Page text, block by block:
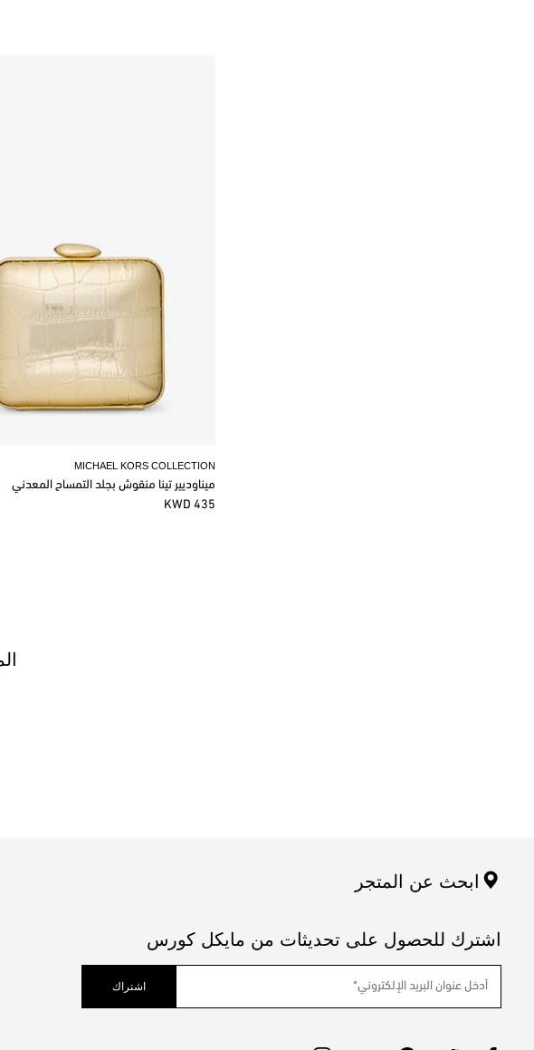
MICHAEL KORS COLLECTION
ميناوديير تينا منقوش بجلد التمساح المعدني
435 KWD
ابحث عن المتجر
اشترك للحصول على تحديثات من مايكل كورس
اشتراك